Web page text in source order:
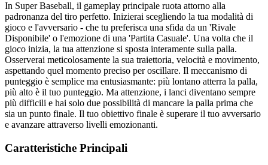
In Super Baseball, il gameplay principale ruota attorno alla
padronanza del tiro perfetto. Inizierai scegliendo la tua modalità di
gioco e l'avversario - che tu preferisca una sfida da un 'Rivale
Disponibile' o l'emozione di una 'Partita Casuale'. Una volta che il
gioco inizia, la tua attenzione si sposta interamente sulla palla.
Osserverai meticolosamente la sua traiettoria, velocità e movimento,
aspettando quel momento preciso per oscillare. Il meccanismo di
punteggio è semplice ma entusiasmante: più lontano atterra la palla,
più alto è il tuo punteggio. Ma attenzione, i lanci diventano sempre
più difficili e hai solo due possibilità di mancare la palla prima che
sia un punto finale. Il tuo obiettivo finale è superare il tuo avversario
e avanzare attraverso livelli emozionanti.
Caratteristiche Principali